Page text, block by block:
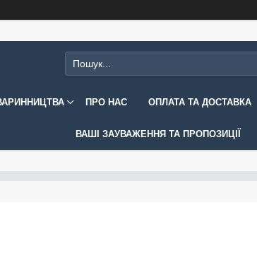
ПРО НАС ОПЛАТА ТА ДОСТАВКА
ВАШІ ЗАУВАЖЕННЯ ТА ПРОПОЗИЦІЇ